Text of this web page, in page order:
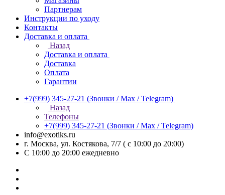
Партнерам
Инструкции по уходу
Контакты
Доставка и оплата
Назад
Доставка и оплата
Доставка
Оплата
Гарантии
+7(999) 345-27-21 (Звонки / Max / Telegram)
Назад
Телефоны
+7(999) 345-27-21 (Звонки / Max / Telegram)
info@exotiks.ru
г. Москва, ул. Костякова, 7/7 ( с 10:00 до 20:00)
С 10:00 до 20:00 ежедневно